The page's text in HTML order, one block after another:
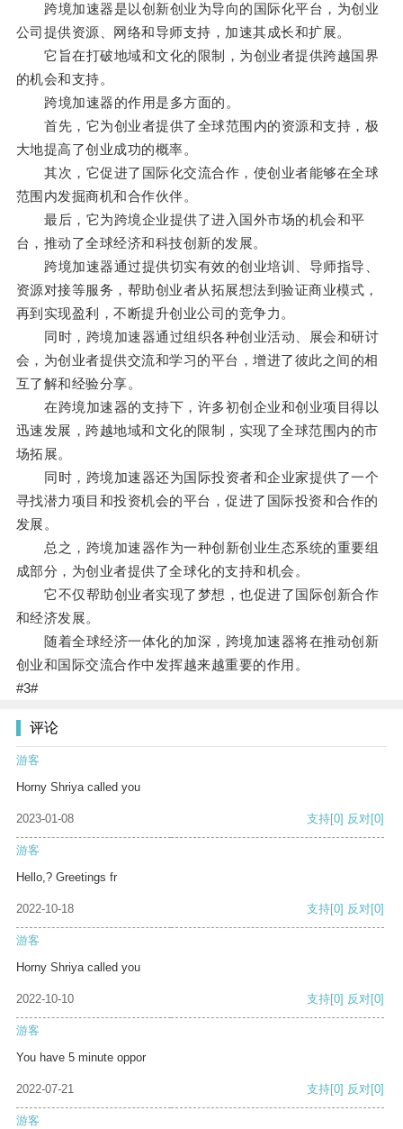
跨境加速器是以创新创业为导向的国际化平台，为创业
公司提供资源、网络和导师支持，加速其成长和扩展。
它旨在打破地域和文化的限制，为创业者提供跨越国界
的机会和支持。
跨境加速器的作用是多方面的。
首先，它为创业者提供了全球范围内的资源和支持，极
大地提高了创业成功的概率。
其次，它促进了国际化交流合作，使创业者能够在全球
范围内发掘商机和合作伙伴。
最后，它为跨境企业提供了进入国外市场的机会和平
台，推动了全球经济和科技创新的发展。
跨境加速器通过提供切实有效的创业培训、导师指导、
资源对接等服务，帮助创业者从拓展想法到验证商业模式，
再到实现盈利，不断提升创业公司的竞争力。
同时，跨境加速器通过组织各种创业活动、展会和研讨
会，为创业者提供交流和学习的平台，增进了彼此之间的相
互了解和经验分享。
在跨境加速器的支持下，许多初创企业和创业项目得以
迅速发展，跨越地域和文化的限制，实现了全球范围内的市
场拓展。
同时，跨境加速器还为国际投资者和企业家提供了一个
寻找潜力项目和投资机会的平台，促进了国际投资和合作的
发展。
总之，跨境加速器作为一种创新创业生态系统的重要组
成部分，为创业者提供了全球化的支持和机会。
它不仅帮助创业者实现了梦想，也促进了国际创新合作
和经济发展。
随着全球经济一体化的加深，跨境加速器将在推动创新
创业和国际交流合作中发挥越来越重要的作用。
#3#
评论
游客
Horny Shriya called you
2023-01-08 支持[0] 反对[0]
游客
Hello,? Greetings fr
2022-10-18 支持[0] 反对[0]
游客
Horny Shriya called you
2022-10-10 支持[0] 反对[0]
游客
You have 5 minute oppor
2022-07-21 支持[0] 反对[0]
游客